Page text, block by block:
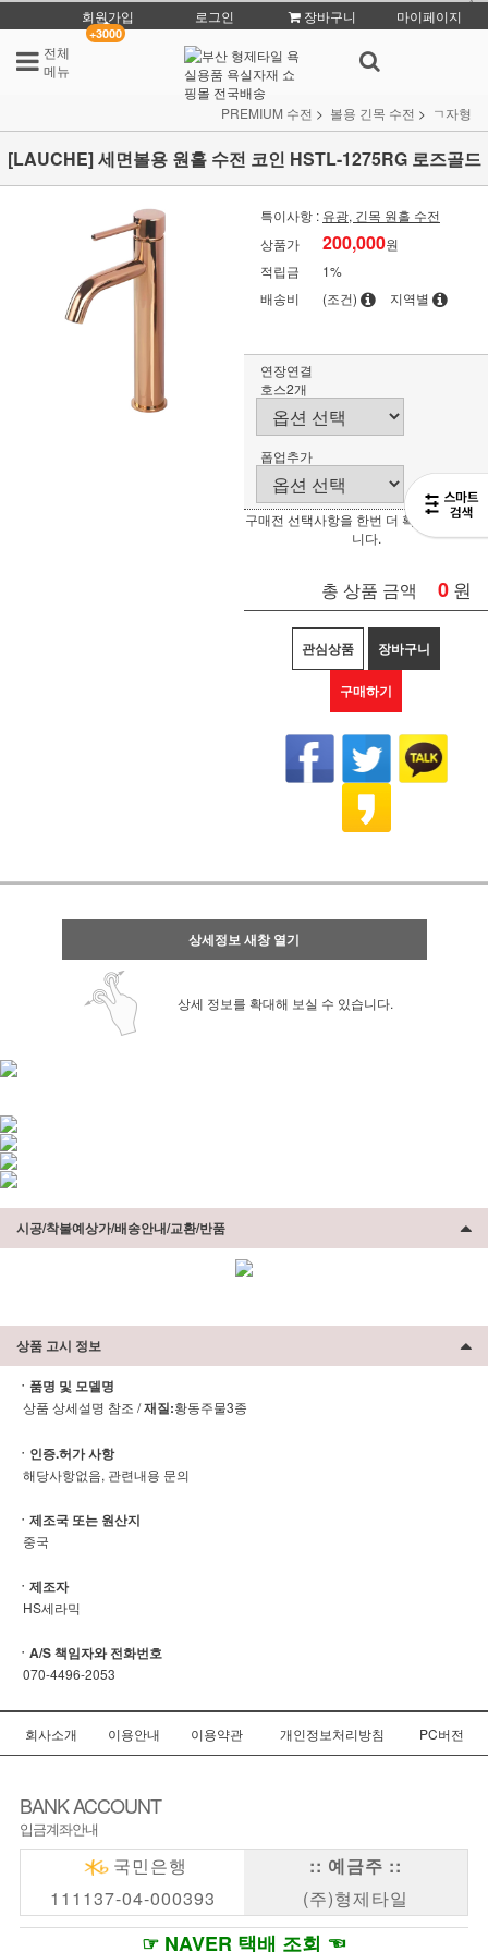
회원가입
+3000
로그인 장바구니
마이페이지
전체
메뉴
PREMIUM 수전 볼용 긴목 수전 ㄱ자형
[LAUCHE] 세면볼용 원홀 수전 코인 HSTL-1275RG 로즈골드
특이사항 : 유광, 긴목 원홀 수전
상품가
200,000원
적립금
1%
배송비
(조건) 지역별
연장연결
호스2개
폽업추가
구매전 선택사항을 한번 더 확인 부탁 드립
니다.
총 상품 금액 0 원
관심상품 장바구니
구매하기
상세정보 새창 열기
상세 정보를 확대해 보실 수 있습니다.
시공/착불예상가/배송안내/교환/반품
상품 고시 정보
ㆍ품명 및 모델명
상품 상세설명 참조 /재질:황동주물3종
ㆍ인증.허가 사항
해당사항없음, 관련내용 문의
ㆍ제조국 또는 원산지
중국
ㆍ제조자
HS세라믹
ㆍA/S 책임자와 전화번호
070-4496-2053
회사소개 이용안내 이용약관 개인정보처리방침 PC버전
BANK ACCOUNT
입금계좌안내
국민은행
111137-04-000393
:: 예금주 ::
(주)형제타일
☞ NAVER 택배 조회 ☜